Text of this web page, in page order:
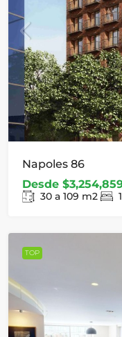
Napoles 86
Desde
30 a 109 m2
TOP